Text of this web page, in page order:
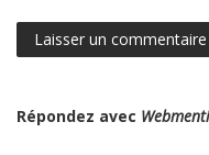
Répondez avec